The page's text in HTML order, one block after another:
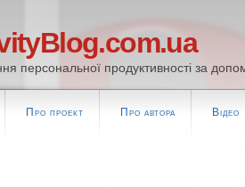
персональної продуктивності за
Про проект Про автора Відео